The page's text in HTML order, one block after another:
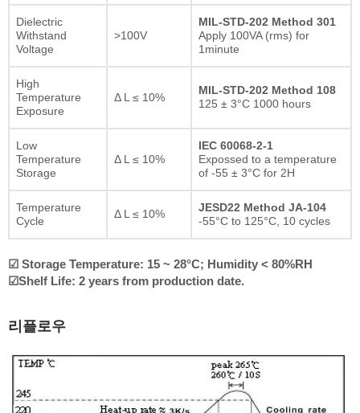
Dielectric
Withstand
Voltage
>100V
MIL-STD-202 Method 301
Apply 100VA (rms) for
1minute
High
Temperature
Exposure
Δ L ≤ 10%
MIL-STD-202 Method 108
125 ± 3°C 1000 hours
Low
Temperature
Storage
Δ L ≤ 10%
IEC 60068-2-1
Expossed to a temperature
of -55 ± 3°C for 2H
Temperature
Cycle
Δ L ≤ 10%
JESD22 Method JA-104
-55°C to 125°C, 10 cycles
☑ Storage Temperature: 15 ~ 28°C; Humidity < 80%RH
☑Shelf Life: 2 years from production date.
리플로우